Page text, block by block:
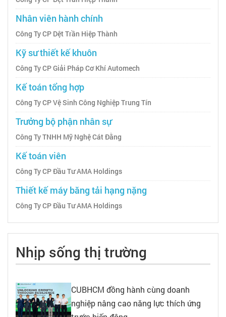
Nhân viên hành chính
Công Ty CP Dệt Trần Hiệp Thành
Kỹ sư thiết kế khuôn
Công Ty CP Giải Pháp Cơ Khí Automech
Kế toán tổng hợp
Công Ty CP Vệ Sinh Công Nghiệp Trung Tín
Trưởng bộ phận nhân sự
Công Ty TNHH Mỹ Nghệ Cát Đằng
Kế toán viên
Công Ty CP Đầu Tư AMA Holdings
Thiết kế máy băng tải hạng nặng
Công Ty CP Đầu Tư AMA Holdings
Nhịp sống thị trường
CUBHCM đồng hành cùng doanh
nghiệp nâng cao năng lực thích ứng